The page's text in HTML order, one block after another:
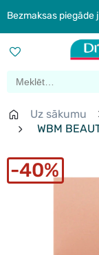
Bezmaksas piegāde
Uz sākumu
WBM
40%